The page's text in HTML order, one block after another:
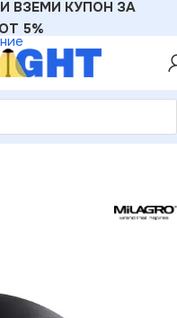
ВЗЕМИ КУПОН ЗА
5%
малка градинска лампа